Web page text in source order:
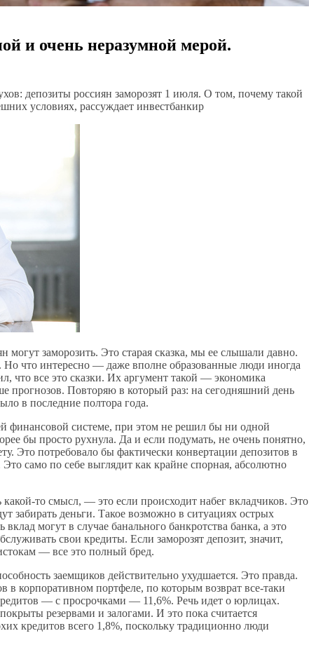
и очень неразумной мерой.
депозиты россиян заморозят 1 июля. О том, почему такой
условиях, рассуждает инвестбанкир
заморозить. Это старая сказка, мы ее слышали давно.
Но что интересно — даже вполне образованные люди иногда
что все это сказки. Их аргумент такой — экономика
прогнозов. Повторяю в который раз: на сегодняшний день
в последние полтора года.
финансовой системе, при этом не решил бы ни одной
бы просто рухнула. Да и если подумать, не очень понятно,
Это потребовало бы фактически конвертации депозитов в
само по себе выглядит как крайне спорная, абсолютно
то смысл, — это если происходит набег вкладчиков. Это
забирать деньги. Такое возможно в ситуациях острых
могут в случае банального банкротства банка, а это
свои кредиты. Если заморозят депозит, значит,
— все это полный бред.
заемщиков действительно ухудшается. Это правда.
в корпоративном портфеле, по которым возврат все-таки
— с просрочками — 11,6%. Речь идет о юрлицах.
резервами и залогами. И это пока считается
кредитов всего 1,8%, поскольку традиционно люди